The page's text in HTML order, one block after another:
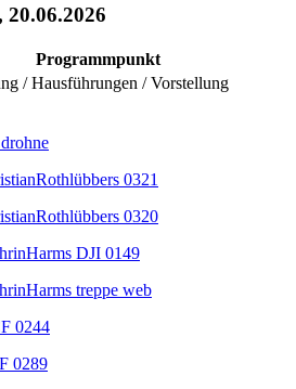
20.06.2026
Programmpunkt
/ Hausführungen / Vorstellung